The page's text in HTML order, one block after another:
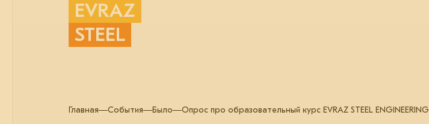
EVRAZ
STEEL
Главная События Было Опрос про образовательный курс EVRAZ STEEL ENGINEERING